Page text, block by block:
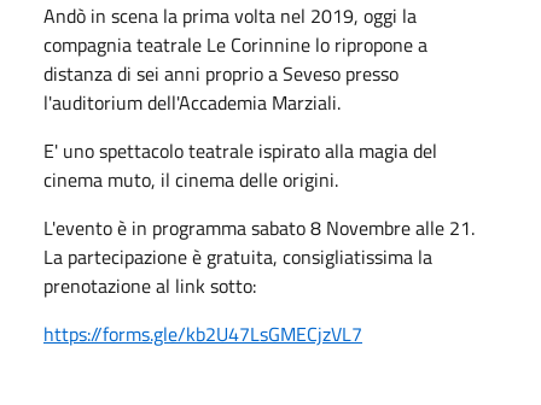
Andò in scena la prima volta nel 2019, oggi la
compagnia teatrale Le Corinnine lo ripropone a
distanza di sei anni proprio a Seveso presso
l'auditorium dell'Accademia Marziali.
E' uno spettacolo teatrale ispirato alla magia del
cinema muto, il cinema delle origini.
L'evento è in programma sabato 8 Novembre alle 21.
La partecipazione è gratuita, consigliatissima la
prenotazione al link sotto:
https://forms.gle/kb2U47LsGMECjzVL7